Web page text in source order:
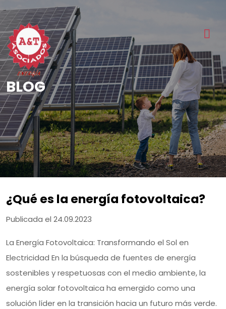
BLOG
¿Qué es la energía fotovoltaica?
Publicada el 24.09.2023
La Energía Fotovoltaica: Transformando el Sol en
Electricidad En la búsqueda de fuentes de energía
sostenibles y respetuosas con el medio ambiente, la
energía solar fotovoltaica ha emergido como una
solución líder en la transición hacia un futuro más verde.